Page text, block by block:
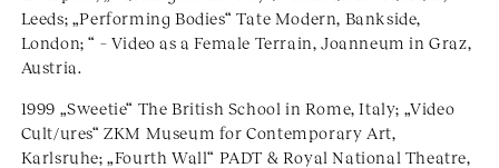
Leeds; „Performing Bodies“ Tate Modern, Bankside,
London; “ – Video as a Female Terrain, Joanneum in Graz,
Austria.
1999 „Sweetie“ The British School in Rome, Italy; „Video
Cult/ures“ ZKM Museum for Contemporary Art,
Karlsruhe; „Fourth Wall“ PADT & Royal National Theatre,